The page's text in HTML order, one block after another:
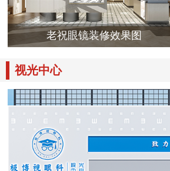
老祝眼镜装修效果图
视光中心